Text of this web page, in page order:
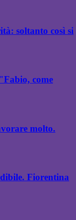
soltanto così si
come
molto.
Fiorentina